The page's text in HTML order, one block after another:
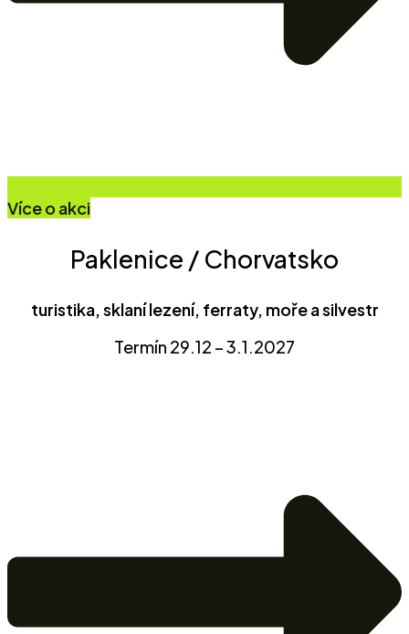
Více o akci
Paklenice / Chorvatsko
turistika, sklaní lezení, ferraty, moře a silvestr
Termín 29.12 – 3.1.2027